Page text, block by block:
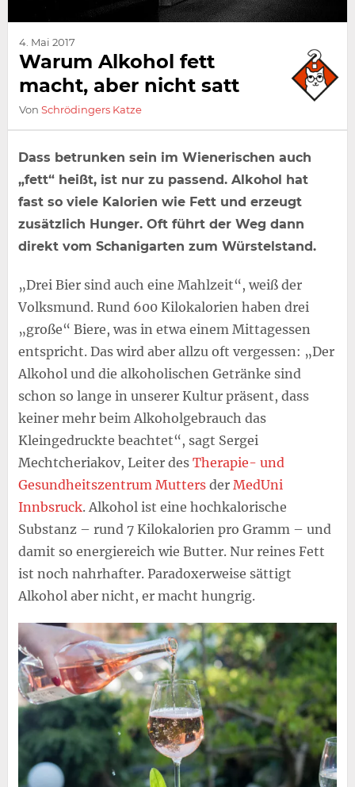
4. Mai 2017
Warum Alkohol fett
macht, aber nicht satt
Von Schrödingers Katze
Dass betrunken sein im Wienerischen auch
„fett“ heißt, ist nur zu passend. Alkohol hat
fast so viele Kalorien wie Fett und erzeugt
zusätzlich Hunger. Oft führt der Weg dann
direkt vom Schanigarten zum Würstelstand.
„Drei Bier sind auch eine Mahlzeit“, weiß der
Volksmund. Rund 600 Kilokalorien haben drei
„große“ Biere, was in etwa einem Mittagessen
entspricht. Das wird aber allzu oft vergessen: „Der
Alkohol und die alkoholischen Getränke sind
schon so lange in unserer Kultur präsent, dass
keiner mehr beim Alkoholgebrauch das
Kleingedruckte beachtet“, sagt Sergei
Mechtcheriakov, Leiter des Therapie- und
Gesundheitszentrum Muttersder MedUni
Innbsruck. Alkohol ist eine hochkalorische
Substanz – rund 7 Kilokalorien pro Gramm – und
damit so energiereich wie Butter. Nur reines Fett
ist noch nahrhafter. Paradoxerweise sättigt
Alkohol aber nicht, er macht hungrig.